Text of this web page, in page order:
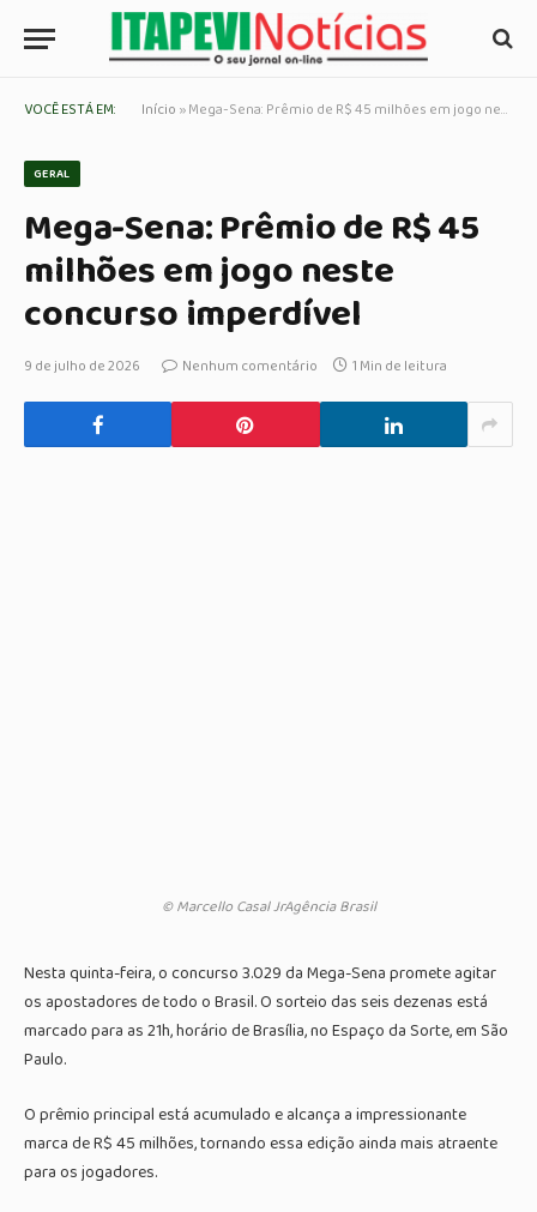
VOCÊ ESTÁ EM: Início »Mega-Sena: Prêmio de R$ 45 milhões em jogo neste concurso imperdível
GERAL
Mega-Sena: Prêmio de R$ 45
milhões em jogo neste
concurso imperdível
9 de julho de 2026 Nenhum comentário 1 Min de leitura
© Marcello Casal JrAgência Brasil
Nesta quinta-feira, o concurso 3.029 da Mega-Sena promete agitar
os apostadores de todo o Brasil. O sorteio das seis dezenas está
marcado para as 21h, horário de Brasília, no Espaço da Sorte, em São
Paulo.
O prêmio principal está acumulado e alcança a impressionante
marca de R$ 45 milhões, tornando essa edição ainda mais atraente
para os jogadores.